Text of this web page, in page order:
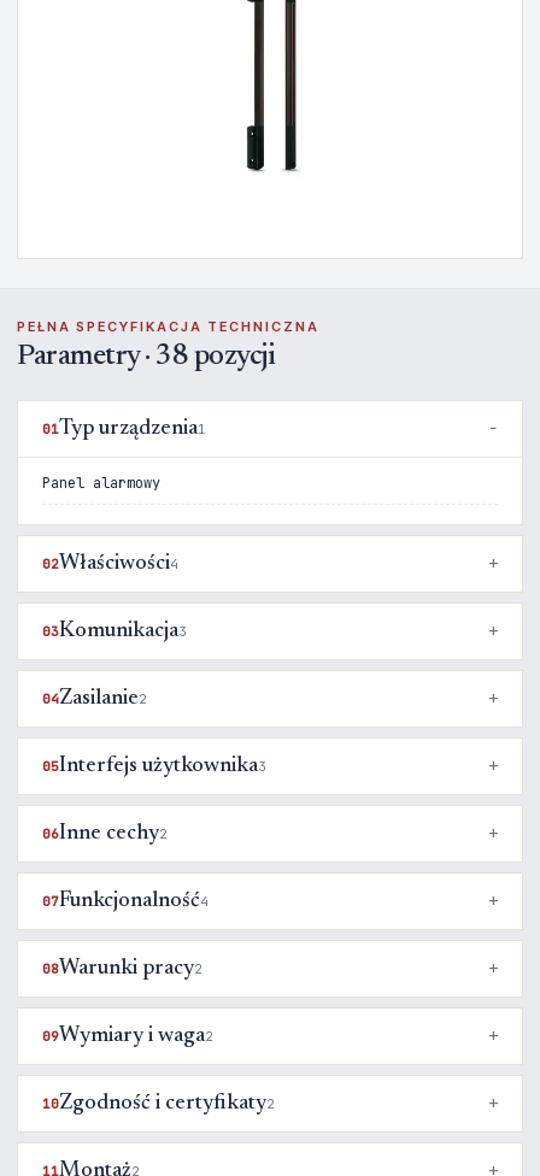
PEŁNA SPECYFIKACJA TECHNICZNA
Parametry · 38 pozycji
01Typ urządzenia1
Panel alarmowy
02Właściwości4
03Komunikacja3
04Zasilanie2
05Interfejs użytkownika3
06Inne cechy2
07Funkcjonalność4
08Warunki pracy2
09Wymiary i waga2
10Zgodność i certyfikaty2
11Montaż2